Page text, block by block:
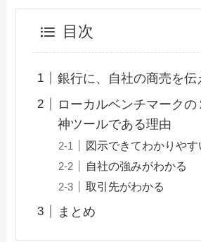
目次
銀行に、自社の商売を伝
ローカルベンチマーク
神ツールである理由
図示できてわかりやす
自社の強みがわかる
取引先がわかる
まとめ